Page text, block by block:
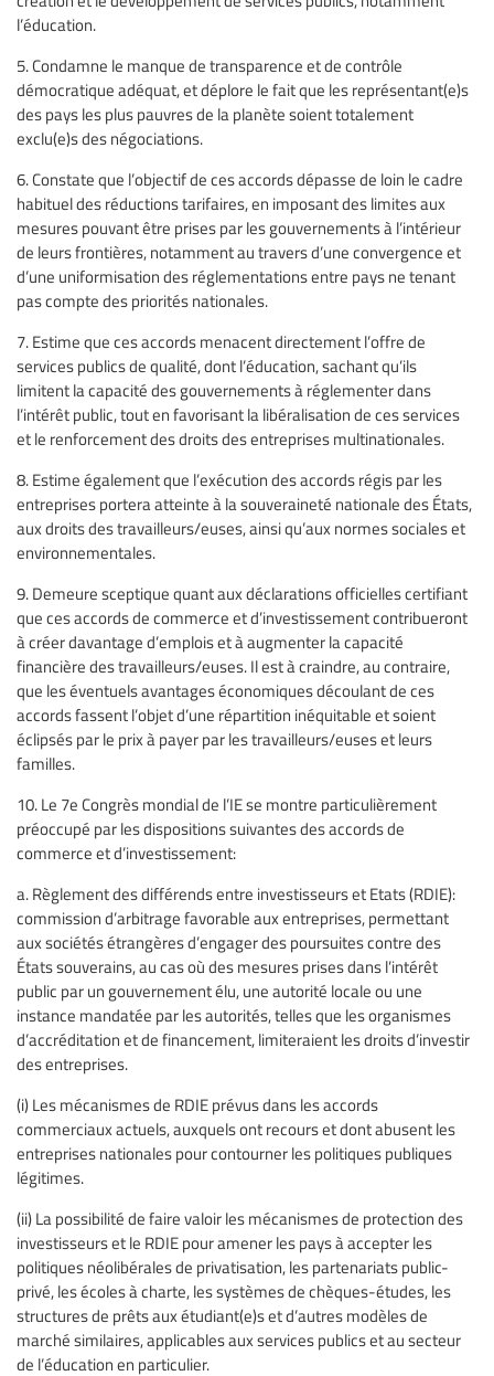
l’éducation.
5. Condamne le manque de transparence et de contrôle
démocratique adéquat, et déplore le fait que les représentant(e)s
des pays les plus pauvres de la planète soient totalement
exclu(e)s des négociations.
6. Constate que l’objectif de ces accords dépasse de loin le cadre
habituel des réductions tarifaires, en imposant des limites aux
mesures pouvant être prises par les gouvernements à l’intérieur
de leurs frontières, notamment au travers d’une convergence et
d’une uniformisation des réglementations entre pays ne tenant
pas compte des priorités nationales.
7. Estime que ces accords menacent directement l’offre de
services publics de qualité, dont l’éducation, sachant qu’ils
limitent la capacité des gouvernements à réglementer dans
l’intérêt public, tout en favorisant la libéralisation de ces services
et le renforcement des droits des entreprises multinationales.
8. Estime également que l’exécution des accords régis par les
entreprises portera atteinte à la souveraineté nationale des États,
aux droits des travailleurs/euses, ainsi qu’aux normes sociales et
environnementales.
9. Demeure sceptique quant aux déclarations officielles certifiant
que ces accords de commerce et d’investissement contribueront
à créer davantage d’emplois et à augmenter la capacité
financière des travailleurs/euses. Il est à craindre, au contraire,
que les éventuels avantages économiques découlant de ces
accords fassent l’objet d’une répartition inéquitable et soient
éclipsés par le prix à payer par les travailleurs/euses et leurs
familles.
10. Le 7e Congrès mondial de l’IE se montre particulièrement
préoccupé par les dispositions suivantes des accords de
commerce et d’investissement:
a. Règlement des différends entre investisseurs et Etats (RDIE):
commission d’arbitrage favorable aux entreprises, permettant
aux sociétés étrangères d’engager des poursuites contre des
États souverains, au cas où des mesures prises dans l’intérêt
public par un gouvernement élu, une autorité locale ou une
instance mandatée par les autorités, telles que les organismes
d’accréditation et de financement, limiteraient les droits d’investir
des entreprises.
(i) Les mécanismes de RDIE prévus dans les accords
commerciaux actuels, auxquels ont recours et dont abusent les
entreprises nationales pour contourner les politiques publiques
légitimes.
(ii) La possibilité de faire valoir les mécanismes de protection des
investisseurs et le RDIE pour amener les pays à accepter les
politiques néolibérales de privatisation, les partenariats public-
privé, les écoles à charte, les systèmes de chèques-études, les
structures de prêts aux étudiant(e)s et d’autres modèles de
marché similaires, applicables aux services publics et au secteur
de l’éducation en particulier.